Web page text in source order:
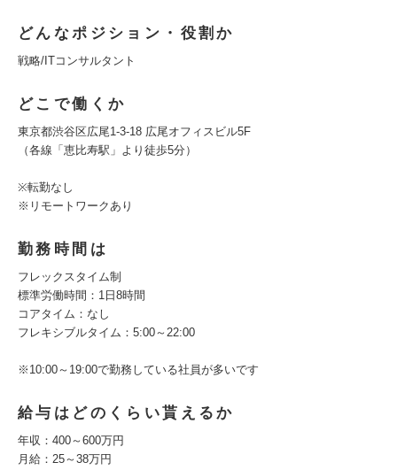
どんなポジション・役割か
戦略/ITコンサルタント
どこで働くか
東京都渋谷区広尾1-3-18 広尾オフィスビル5F
（各線「恵比寿駅」より徒歩5分）
※転勤なし
※リモートワークあり
勤務時間は
フレックスタイム制
標準労働時間：1日8時間
コアタイム：なし
フレキシブルタイム：5:00～22:00
※10:00～19:00で勤務している社員が多いです
給与はどのくらい貰えるか
年収：400～600万円
月給：25～38万円